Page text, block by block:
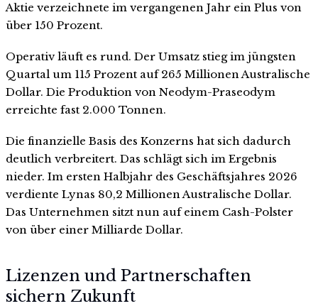
Aktie verzeichnete im vergangenen Jahr ein Plus von
über 150 Prozent.
Operativ läuft es rund. Der Umsatz stieg im jüngsten
Quartal um 115 Prozent auf 265 Millionen Australische
Dollar. Die Produktion von Neodym-Praseodym
erreichte fast 2.000 Tonnen.
Die finanzielle Basis des Konzerns hat sich dadurch
deutlich verbreitert. Das schlägt sich im Ergebnis
nieder. Im ersten Halbjahr des Geschäftsjahres 2026
verdiente Lynas 80,2 Millionen Australische Dollar.
Das Unternehmen sitzt nun auf einem Cash-Polster
von über einer Milliarde Dollar.
Lizenzen und Partnerschaften
sichern Zukunft